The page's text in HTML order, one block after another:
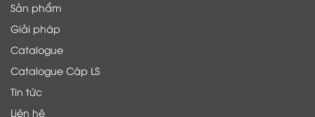
Sản phẩm
Giải pháp
Catalogue
Catalogue Cáp LS
Tin tức
Liên hệ